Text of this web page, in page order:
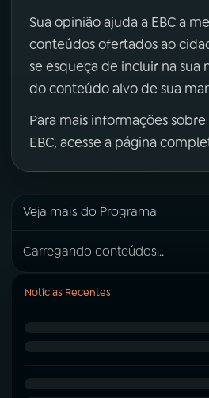
Sua opinião ajuda a EBC a
conteúdos ofertados ao
se esqueça de incluir na sua
do conteúdo alvo de sua
Para mais informações
EBC, acesse a página
Veja mais do Programa
Carregando conteúdos...
Notícias Recentes